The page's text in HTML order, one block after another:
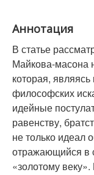
Аннотация
В статье
Майкова-масона
которая,
философских
идейные
равенству,
не только идеал
отражающийся в
«золотому